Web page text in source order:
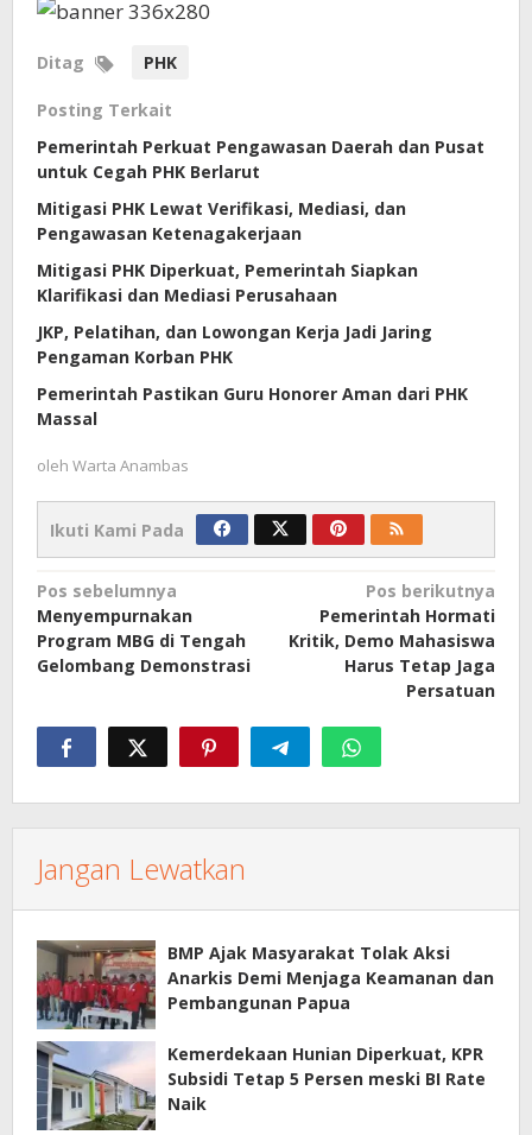
Ditag PHK
Posting Terkait
Pemerintah Perkuat Pengawasan Daerah dan Pusat
untuk Cegah PHK Berlarut
Mitigasi PHK Lewat Verifikasi, Mediasi, dan
Pengawasan Ketenagakerjaan
Mitigasi PHK Diperkuat, Pemerintah Siapkan
Klarifikasi dan Mediasi Perusahaan
JKP, Pelatihan, dan Lowongan Kerja Jadi Jaring
Pengaman Korban PHK
Pemerintah Pastikan Guru Honorer Aman dari PHK
Massal
oleh Warta Anambas
Ikuti Kami Pada
Navigasi
pos
Pos sebelumnya
Menyempurnakan
Program MBG di Tengah
Gelombang Demonstrasi
Pos berikutnya
Pemerintah Hormati
Kritik, Demo Mahasiswa
Harus Tetap Jaga
Persatuan
Jangan Lewatkan
BMP Ajak Masyarakat Tolak Aksi
Anarkis Demi Menjaga Keamanan dan
Pembangunan Papua
Kemerdekaan Hunian Diperkuat, KPR
Subsidi Tetap 5 Persen meski BI Rate
Naik